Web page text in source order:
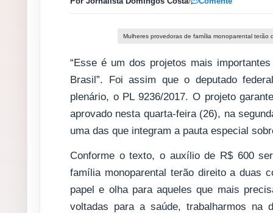
Mulheres provedoras de família monoparental terão
“Esse é um dos projetos mais
Brasil”. Foi assim que o deputado
plenário, o PL 9236/2017. O projeto
aprovado nesta quarta-feira (26), na
uma das que integram a pauta especial
Conforme o texto, o auxílio de R$ 600
família monoparental terão direito a duas
papel e olha para aqueles que mais
voltadas para a saúde, trabalharmos na